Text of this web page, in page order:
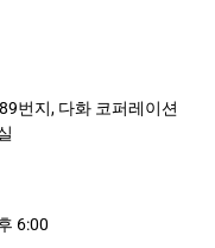
번지, 다화 코퍼레이션
6:00